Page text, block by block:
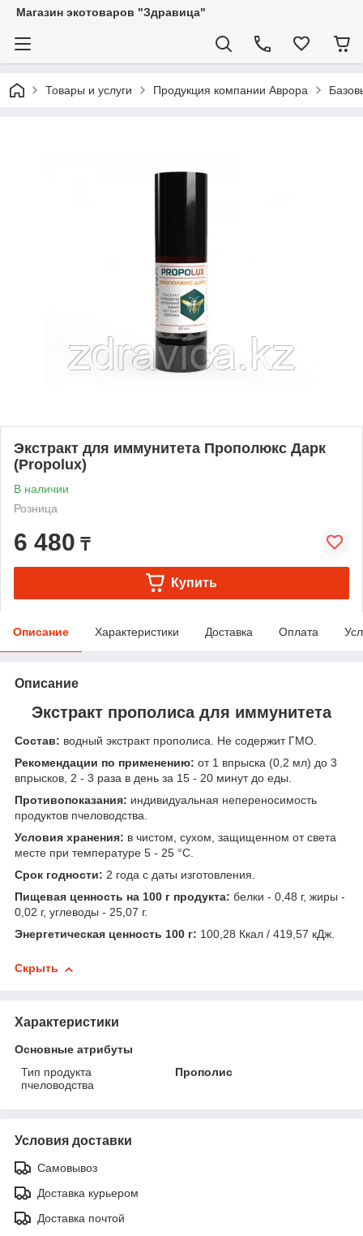
Магазин экотоваров "Здравица"
Товары и услуги Продукция компании Аврора
Экстракт для иммунитета Прополюкс Дарк
(Propolux)
В наличии
Розница
6 480 ₸
Купить
Описание Характеристики Доставка Оплата
Описание
Экстракт прополиса для иммунитета
Состав: водный экстракт прополиса. Не содержит ГМО.
Рекомендации по применению: от 1 впрыска (0,2 мл) до 3
впрысков, 2 - 3 раза в день за 15 - 20 минут до еды.
Противопоказания: индивидуальная непереносимость
продуктов пчеловодства.
Условия хранения: в чистом, сухом, защищенном от света
месте при температуре 5 - 25 °С.
Срок годности: 2 года с даты изготовления.
Пищевая ценность на 100 г продукта: белки - 0,48 г, жиры -
0,02 г, углеводы - 25,07 г.
Энергетическая ценность 100 г: 100,28 Ккал / 419,57 кДж.
Скрыть
Характеристики
Основные атрибуты
Тип продукта
пчеловодства
Прополис
Условия доставки
Самовывоз
Доставка курьером
Доставка почтой